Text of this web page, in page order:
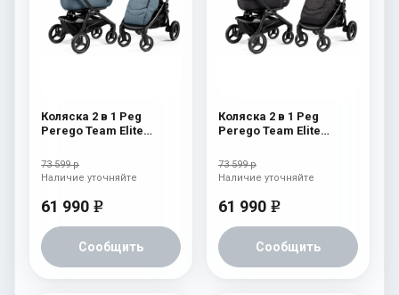
Коляска 2 в 1 Peg
Perego Team Elite
73 599 р
61 990 e
Сообщить
Наличие уточняйте
Коляска 2 в 1 Peg
Perego Team Elite
73 599 р
61 990 e
Сообщить
Наличие уточняйте